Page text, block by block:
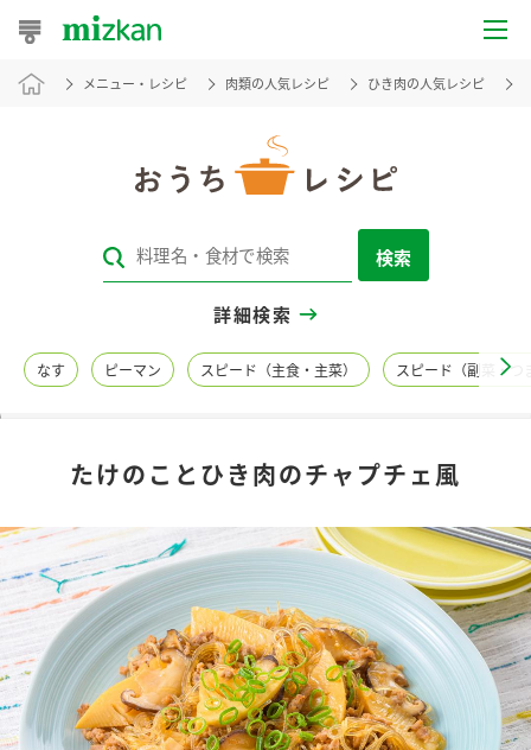
おうちレシピ
レシピカテゴリ一覧
レシピ名特集
商品情報
商品カテゴリ
酢 調味酢
お酢ドリンク ぽん酢
新商品一覧
キャンペーン情報
ブランド・スペシャルサイト
メニュー・レシピ 肉類の人気レシピ ひき肉の人気レシピ
検索
詳細検索
なす ピーマン スピード（主食・主菜） スピード（副菜・つ
たけのことひき肉のチャプチェ風